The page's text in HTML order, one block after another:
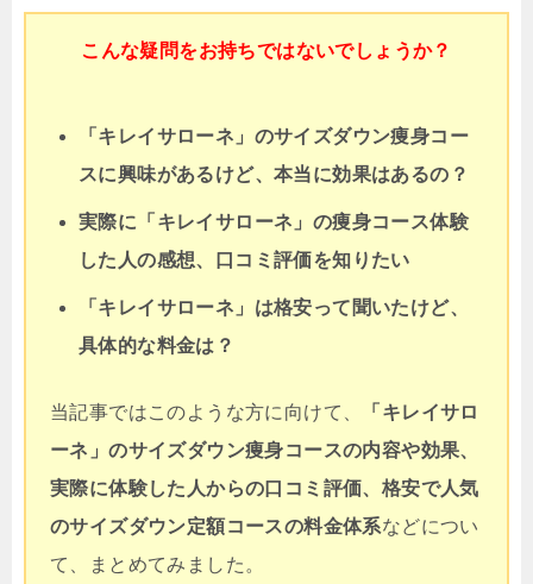
こんな疑問をお持ちではないでしょうか？
「キレイサローネ」のサイズダウン痩身コー
スに興味があるけど、本当に効果はあるの？
実際に「キレイサローネ」の痩身コース体験
した人の感想、口コミ評価を知りたい
「キレイサローネ」は格安って聞いたけど、
具体的な料金は？
当記事ではこのような方に向けて、
「キレイサロ
ーネ」のサイズダウン痩身コースの内容や効果、
実際に体験した人からの口コミ評価、格安で人気
のサイズダウン定額コースの料金体系などについ
て、まとめてみました。